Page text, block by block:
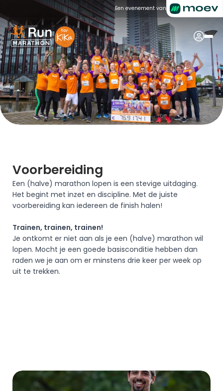
Een evenement van
Voorbereiding
Een (halve) marathon lopen is een stevige uitdaging.
Het begint met inzet en discipline. Met de juiste
voorbereiding kan iedereen de finish halen!
Trainen, trainen, trainen!
Je ontkomt er niet aan als je een (halve) marathon wil
lopen. Mocht je een goede basisconditie hebben dan
raden we je aan om er minstens drie keer per week op
uit te trekken.